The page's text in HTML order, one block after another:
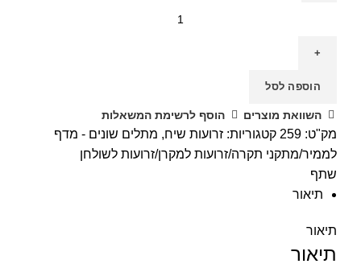
זרוע
259הוספה לסל
השוואת מוצרים הוסף לרשימת המשאלות
מק"ט: 259 קטגוריות: זרועות שיח, מתלים שונים - מדף
לממיר/מתקני תקרה/זרועות למקרן/זרועות לשולחן
שתף
תיאור
תיאור
תיאור